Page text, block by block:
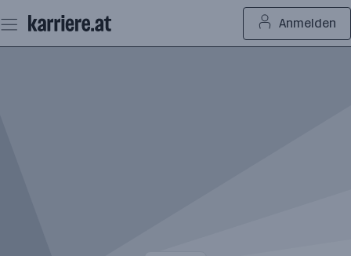
Seiteninhalt
springen
Anmelden